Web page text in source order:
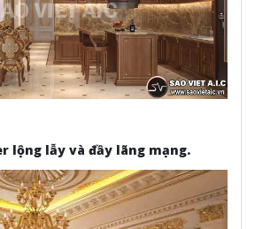
lộng lẫy và đầy lãng mạng.